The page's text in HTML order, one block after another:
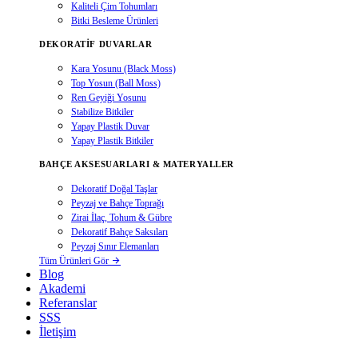
Kaliteli Çim Tohumları
Bitki Besleme Ürünleri
DEKORATIF DUVARLAR
Kara Yosunu (Black Moss)
Top Yosun (Ball Moss)
Ren Geyiği Yosunu
Stabilize Bitkiler
Yapay Plastik Duvar
Yapay Plastik Bitkiler
BAHÇE AKSESUARLARI & MATERYALLER
Dekoratif Doğal Taşlar
Peyzaj ve Bahçe Toprağı
Zirai İlaç, Tohum & Gübre
Dekoratif Bahçe Saksıları
Peyzaj Sınır Elemanları
Tüm Ürünleri Gör
Blog
Akademi
Referanslar
SSS
İletişim